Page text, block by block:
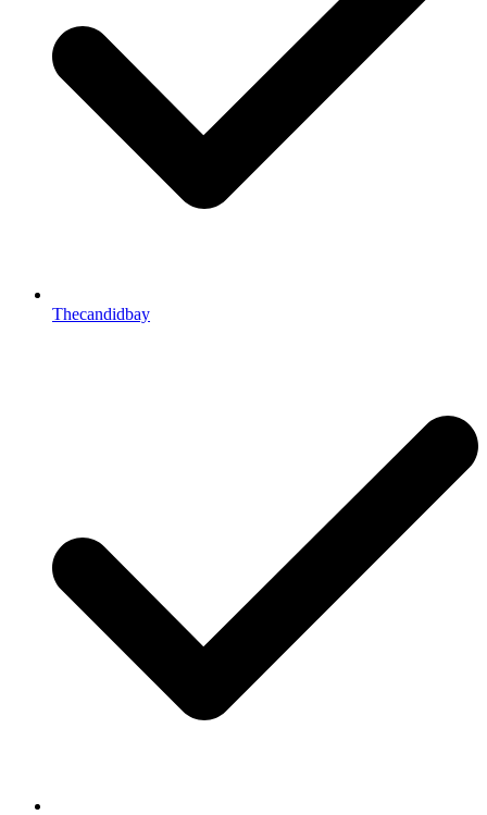
Thecandidbay